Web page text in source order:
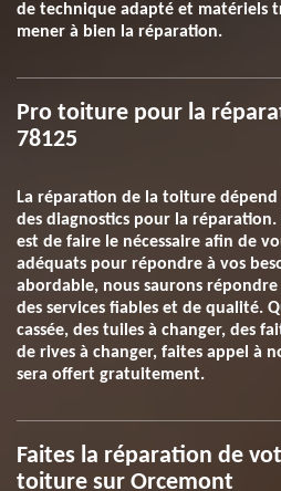
de technique adapté et matériels
mener à bien la réparation.
Pro toiture pour la
78125
La réparation de la toiture dépend
des diagnostics pour la
est de faire le nécessaire afin de
adéquats pour répondre à vos
abordable, nous saurons
des services fiables et de qualité.
cassée, des tuiles à changer, des
de rives à changer, faites appel à
sera offert gratuitement.
Faites la réparation de
toiture sur Orcemont